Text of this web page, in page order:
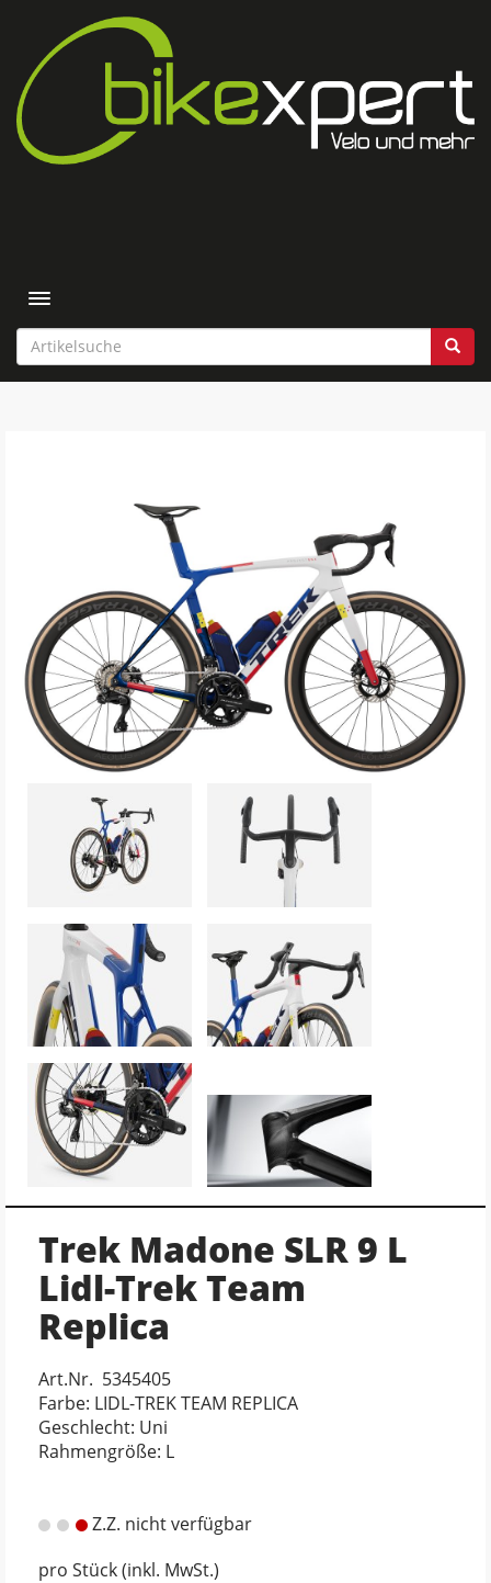
Toggle navigation
Trek Madone SLR 9 L
Lidl-Trek Team
Replica
Art.Nr. 5345405
Farbe: LIDL-TREK TEAM REPLICA
Geschlecht: Uni
Rahmengröße: L
Z.Z. nicht verfügbar
pro Stück (inkl. MwSt.)